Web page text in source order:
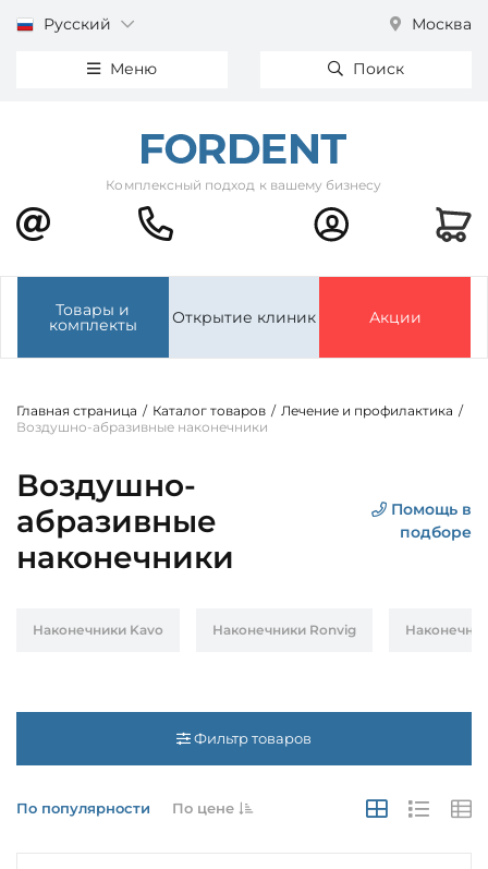
Русский Москва
Меню Поиск
Комплексный подход к вашему бизнесу
Товары и
комплекты Открытие клиник Акции
Главная страница / Каталог товаров / Лечение и профилактика /
Воздушно-абразивные наконечники
Воздушно-
абразивные
наконечники
Помощь в
подборе
Наконечники Kavo Наконечники Ronvig
Фильтр товаров
По популярности По цене